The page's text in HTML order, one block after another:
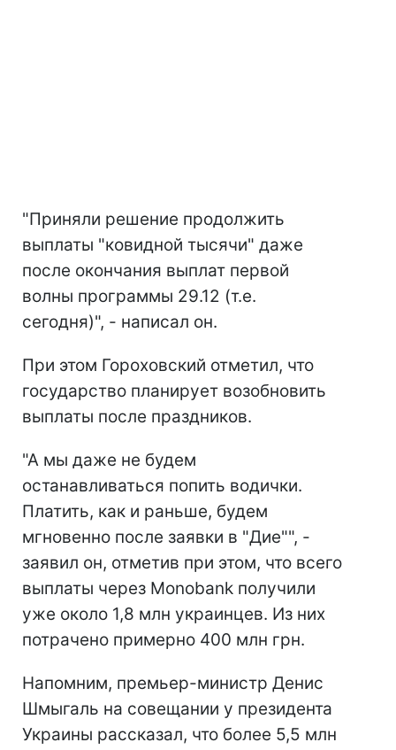
"Приняли решение продолжить
выплаты "ковидной тысячи" даже
после окончания выплат первой
волны программы 29.12 (т.е.
сегодня)", - написал он.
При этом Гороховский отметил, что
государство планирует возобновить
выплаты после праздников.
"А мы даже не будем
останавливаться попить водички.
Платить, как и раньше, будем
мгновенно после заявки в "Дие"", -
заявил он, отметив при этом, что всего
выплаты через Monobank получили
уже около 1,8 млн украинцев. Из них
потрачено примерно 400 млн грн.
Напомним, премьер-министр Денис
Шмыгаль на совещании у президента
Украины рассказал, что более 5,5 млн